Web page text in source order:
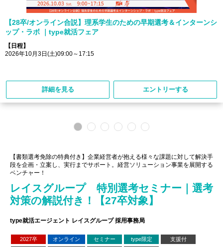
【28卒/オンライン合説】理系学生のための早期選考＆インターンシ
ップ・ラボ ｜type就活フェア
【日程】
2026年10月3日(土)09:00～17:15
詳細を見る エントリーする
【書類選考免除の特典付き】企業経営者が抱える様々な課題に対して解決手
段を企画・立案し、実行までサポート。経営ソリューション事業を展開する
ベンチャー！
レイスグループ 特別選考セミナー｜選考
対策の解説付き！【27卒対象】
type就活エージェント レイスグループ 採用事務局
2027卒 オンライン セミナー type限定
支援付